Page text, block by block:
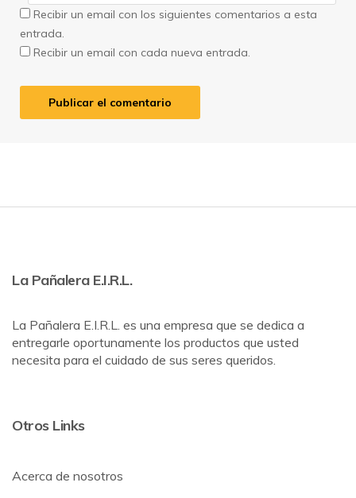
Recibir un email con los siguientes comentarios a esta
entrada.
Recibir un email con cada nueva entrada.
La Pañalera E.I.R.L.
La Pañalera E.I.R.L. es una empresa que se dedica a
entregarle oportunamente los productos que usted
necesita para el cuidado de sus seres queridos.
Otros Links
Acerca de nosotros